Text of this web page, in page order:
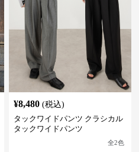
¥8,480 (税込)
タックワイドパンツ クラシカル
タックワイドパンツ
全2色